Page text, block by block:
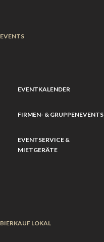
EVENTS
EVENTKALENDER
FIRMEN- & GRUPPENEVENTS
EVENTSERVICE &
MIETGERÄTE
BIERKAUF LOKAL